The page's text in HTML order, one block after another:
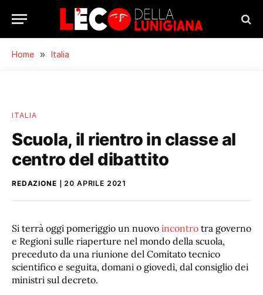
Home » Italia
ITALIA
Scuola, il rientro in classe al
centro del dibattito
REDAZIONE 20 APRILE 2021
Si terrà oggi pomeriggio un nuovo incontro tra governo
e Regioni sulle riaperture nel mondo della scuola,
preceduto da una riunione del Comitato tecnico
scientifico e seguita, domani o giovedì, dal consiglio dei
ministri sul decreto.